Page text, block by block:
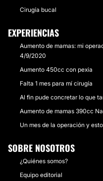
Cirugía bucal
EXPERIENCIAS
Aumento de mamas: mi
4/9/2020
Aumento 450cc con pexia
Falta 1 mes para mí cirugía
Al fin pude concretar lo que
Aumento de mamas 390cc
Un mes de la operación y
SOBRE NOSOTROS
¿Quiénes somos?
Equipo editorial